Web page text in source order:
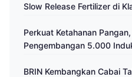
Slow Release Fertilizer di
Perkuat Ketahanan
Pengembangan 5.000
BRIN Kembangkan Cabai